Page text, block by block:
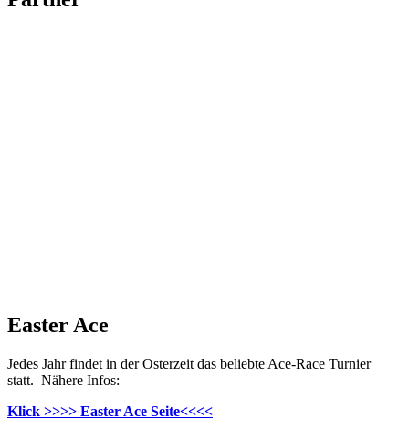
Easter Ace
Jedes Jahr findet in der Osterzeit das beliebte Ace-Race Turnier
statt. Nähere Infos:
Klick >>>> Easter Ace Seite<<<<